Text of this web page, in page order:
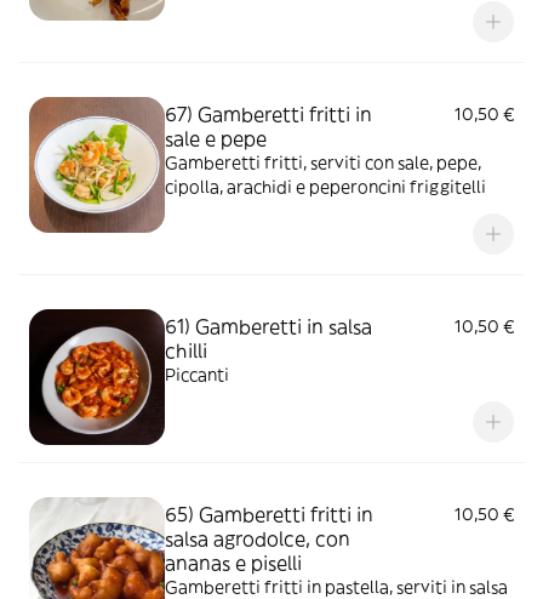
67) Gamberetti fritti in
sale e pepe
10,50 €
Gamberetti fritti, serviti con sale, pepe,
cipolla, arachidi e peperoncini friggitelli
61) Gamberetti in salsa
chilli
10,50 €
Piccanti
65) Gamberetti fritti in
salsa agrodolce, con
ananas e piselli
10,50 €
Gamberetti fritti in pastella, serviti in salsa